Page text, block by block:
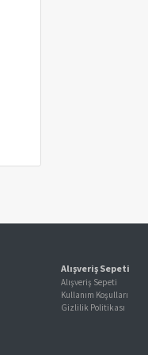
Alışveriş Sepeti
Alışveriş Sepeti
Kullanım Koşulları
Gizlilik Politikası